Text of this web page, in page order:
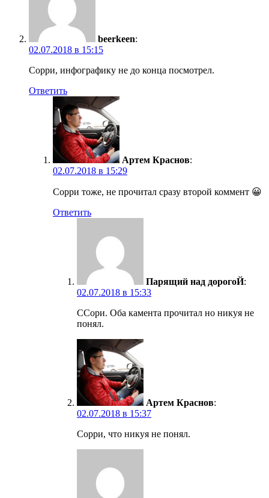
beerkeen:
02.07.2018 в 15:15
Сорри, инфографику не до конца посмотрел.
Ответить
Артем Краснов:
02.07.2018 в 15:29
Сорри тоже, не прочитал сразу второй коммент 😀
Ответить
Парящий над дорогоЙ:
02.07.2018 в 15:33
ССори. Оба камента прочитал но никуя не
понял.
Артем Краснов:
02.07.2018 в 15:37
Сорри, что никуя не понял.